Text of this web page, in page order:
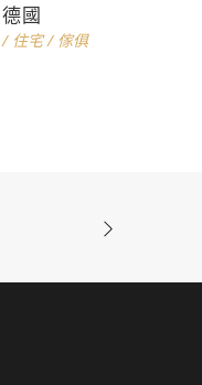
國
/ 住宅/ 傢俱